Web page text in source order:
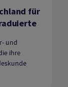
für
und
ihre